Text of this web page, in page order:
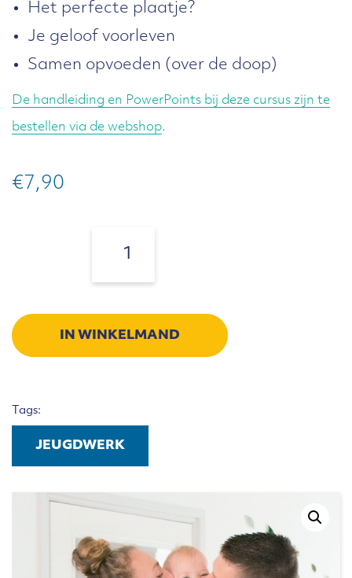
Het perfecte plaatje?
Je geloof voorleven
Samen opvoeden (over de doop)
De handleiding en PowerPoints bij deze cursus zijn te
bestellen via de webshop.
€7,90
handen
Werkboek
IN WINKELMAND
Tags:
JEUGDWERK